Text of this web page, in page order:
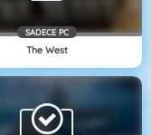
SADECE PC
The West